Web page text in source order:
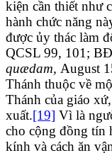
kiện cần thiết như
hành chức năng
được ủy thác làm
QCSL 99, 101;
quædam, August
Thánh thuộc về
Thánh của giáo
xuất.[19] Vì là
cho cộng đồng tín
kính và cách ăn